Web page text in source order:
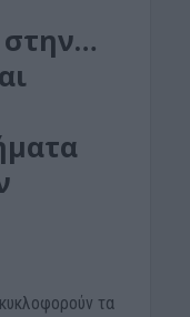
τα